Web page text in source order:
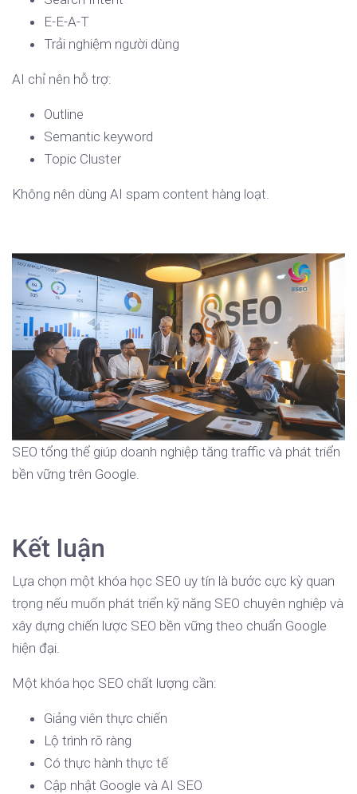
E-E-A-T
Trải nghiệm người dùng
AI chỉ nên hỗ trợ:
Outline
Semantic keyword
Topic Cluster
Không nên dùng AI spam content hàng loạt.
SEO tổng thể giúp doanh nghiệp tăng traffic và phát triển
bền vững trên Google.
Kết luận
Lựa chọn một khóa học SEO uy tín là bước cực kỳ quan
trọng nếu muốn phát triển kỹ năng SEO chuyên nghiệp và
xây dựng chiến lược SEO bền vững theo chuẩn Google
hiện đại.
Một khóa học SEO chất lượng cần:
Giảng viên thực chiến
Lộ trình rõ ràng
Có thực hành thực tế
Cập nhật Google và AI SEO